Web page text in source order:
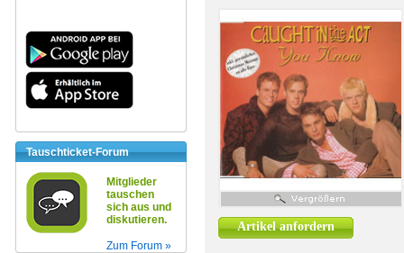
Tauschticket-Forum
Mitglieder
tauschen
sich aus und
diskutieren.
Zum Forum »
Artikel anfordern